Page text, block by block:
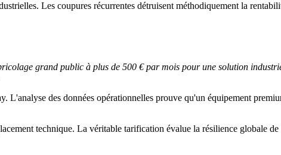
Les coupures récurrentes détruisent méthodiquement la
grand public à plus de 500 € par mois pour une solution
des données opérationnelles prouve qu'un équipement
technique. La véritable tarification évalue la résilience globale